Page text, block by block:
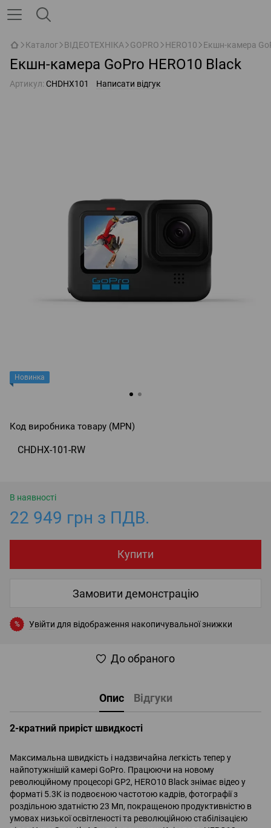
Каталог ВІДЕОТЕХНІКА GOPRO HERO10 Екшн-камера
Екшн-камера GoPro HERO10 Black
Артикул: CHDHX101 Написати відгук
Новинка
Код виробника товару (MPN)
CHDHX-101-RW
В наявності
22 949 грн з ПДВ.
Купити
Замовити демонстрацію
% Увійти для відображення накопичувальної знижки
До обраного
Опис Відгуки
2-кратний приріст швидкості
Максимальна швидкість і надзвичайна легкість тепер у
найпотужнішій камері GoPro. Працюючи на новому
революційному процесорі GP2, HERO10 Black знімає відео у
форматі 5.3K із подвоєною частотою кадрів, фотографії з
роздільною здатністю 23 Мп, покращеною продуктивністю в
умовах низької освітленості та революційною стабілізацією